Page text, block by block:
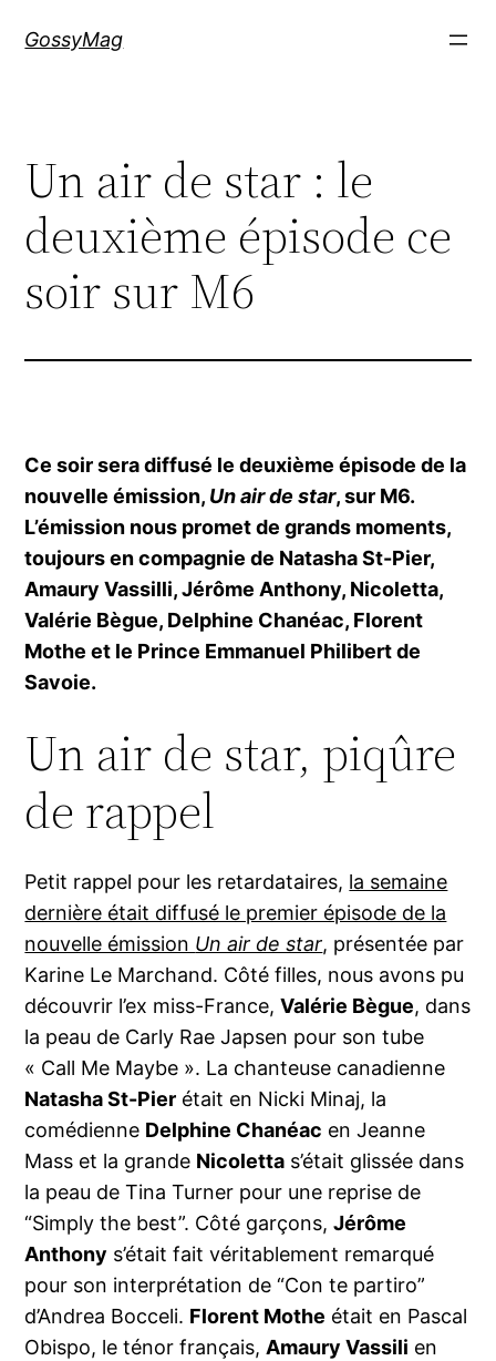
GossyMag
Un air de star : le
deuxième épisode ce
soir sur M6
Ce soir sera diffusé le deuxième épisode de la
nouvelle émission, Un air de star, sur M6.
L’émission nous promet de grands moments,
toujours en compagnie de Natasha St-Pier,
Amaury Vassilli, Jérôme Anthony, Nicoletta,
Valérie Bègue, Delphine Chanéac, Florent
Mothe et le Prince Emmanuel Philibert de
Savoie.
Un air de star, piqûre
de rappel
Petit rappel pour les retardataires, la semaine
dernière était diffusé le premier épisode de la
nouvelle émission Un air de star, présentée par
Karine Le Marchand. Côté filles, nous avons pu
découvrir l’ex miss-France,Valérie Bègue, dans
la peau de Carly Rae Japsen pour son tube
« Call Me Maybe ». La chanteuse canadienne
Natasha St-Pier était en Nicki Minaj, la
comédienne Delphine Chanéac en Jeanne
Mass et la grande Nicoletta s’était glissée dans
la peau de Tina Turner pour une reprise de
“Simply the best”. Côté garçons,Jérôme
Anthony s’était fait véritablement remarqué
pour son interprétation de “Con te partiro”
d’Andrea Bocceli. Florent Mothe était en Pascal
Obispo, le ténor français,Amaury Vassili en